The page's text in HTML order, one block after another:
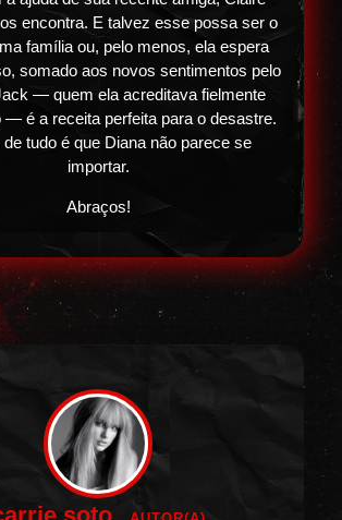
encontra. E talvez esse possa ser o
família ou, pelo menos, ela espera
somado aos novos sentimentos pelo
— quem ela acreditava fielmente
— é a receita perfeita para o desastre.
de tudo é que Diana não parece se
importar.
Abraços!